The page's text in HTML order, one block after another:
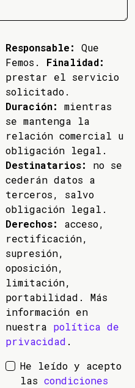
Responsable:
Que
Femos. Finalidad:
prestar el servicio
solicitado.
Duración:
mientras
se mantenga la
relación comercial u
obligación legal.
Destinatarios:
no se
cederán datos a
terceros, salvo
obligación legal.
Derechos:
acceso,
rectificación,
supresión,
oposición,
limitación,
portabilidad. Más
información en
nuestra política de
privacidad .
He leído y acepto
las condiciones